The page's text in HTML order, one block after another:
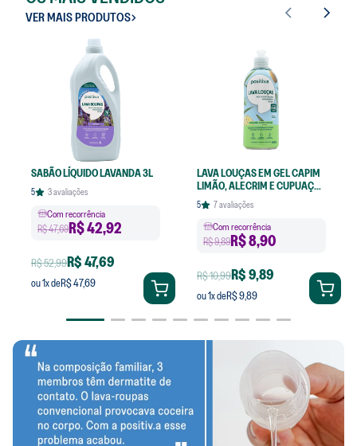
VER MAIS PRODUTOS
SABÃO LÍQUIDO LAVANDA 3L
5 3avaliações
Com recorrência
R$ 47,69R$42,92
R$ 52,99R$ 47,69
ou1x deR$ 47,69
LAVA LOUÇAS EM GEL CAPIM
LIMÃO, ALECRIM E CUPUAÇU
420ML
5 7avaliações
Com recorrência
R$ 9,89R$8,90
R$ 10,99R$ 9,89
ou1x deR$ 9,89